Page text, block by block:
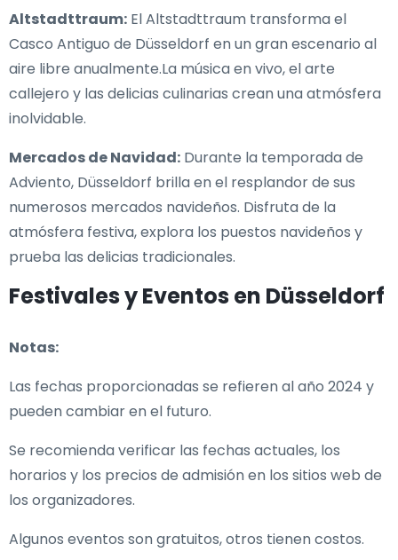
Altstadttraum: El Altstadttraum transforma el
Casco Antiguo de Düsseldorf en un gran escenario al
aire libre anualmente.La música en vivo, el arte
callejero y las delicias culinarias crean una atmósfera
inolvidable.
Mercados de Navidad: Durante la temporada de
Adviento, Düsseldorf brilla en el resplandor de sus
numerosos mercados navideños. Disfruta de la
atmósfera festiva, explora los puestos navideños y
prueba las delicias tradicionales.
Festivales y Eventos en Düsseldorf
Notas:
Las fechas proporcionadas se refieren al año 2024 y
pueden cambiar en el futuro.
Se recomienda verificar las fechas actuales, los
horarios y los precios de admisión en los sitios web de
los organizadores.
Algunos eventos son gratuitos, otros tienen costos.